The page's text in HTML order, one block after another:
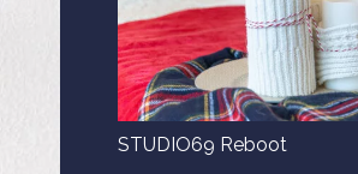
STUDIO69 Reboot